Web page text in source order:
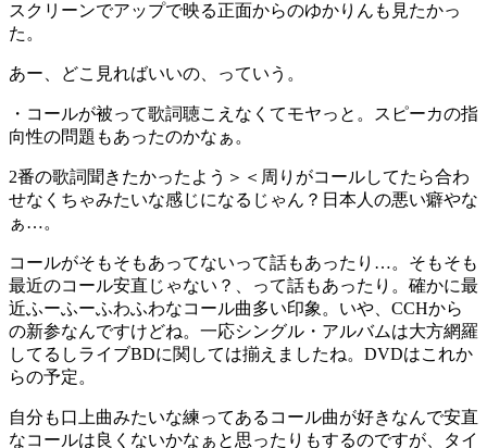
スクリーンでアップで映る正面からのゆかりんも見たかっ
た。
あー、どこ見ればいいの、っていう。
・コールが被って歌詞聴こえなくてモヤっと。スピーカの指
向性の問題もあったのかなぁ。
2番の歌詞聞きたかったよう＞＜周りがコールしてたら合わ
せなくちゃみたいな感じになるじゃん？日本人の悪い癖やな
ぁ…。
コールがそもそもあってないって話もあったり…。そもそも
最近のコール安直じゃない？、って話もあったり。確かに最
近ふーふーふわふわなコール曲多い印象。いや、CCHから
の新参なんですけどね。一応シングル・アルバムは大方網羅
してるしライブBDに関しては揃えましたね。DVDはこれか
らの予定。
自分も口上曲みたいな練ってあるコール曲が好きなんで安直
なコールは良くないかなぁと思ったりもするのですが、タイ